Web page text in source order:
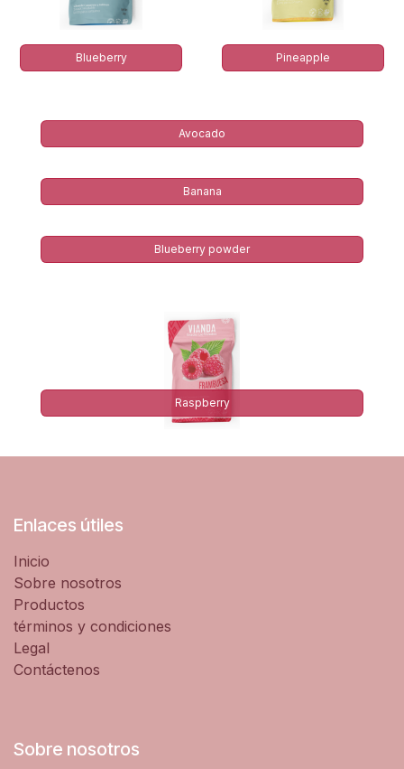
Blueberry Pineapple
Avocado​
Banana
Blueberry powder
Raspberry
Enlaces útiles
Inicio
Sobre nosotros
Productos
términos y condiciones
Legal
Contáctenos
Sobre nosotros